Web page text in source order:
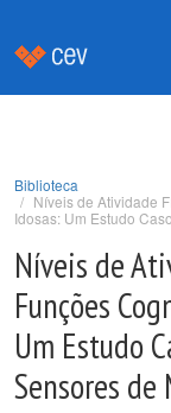
Biblioteca
Níveis de Atividade
Idosas: Um Estudo
Níveis de
Funções
Um Estudo
Sensores